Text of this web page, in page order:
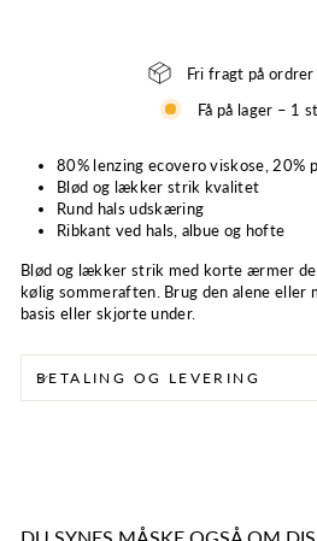
Fri fragt på
Få på lager – 1
80% lenzing ecovero viskose, 20%
Blød og lækker strik kvalitet
Rund hals udskæring
Ribkant ved hals, albue og hofte
Blød og lækker strik med korte ærmer
kølig sommeraften. Brug den alene eller
basis eller skjorte under.
BETALING OG LEVERING